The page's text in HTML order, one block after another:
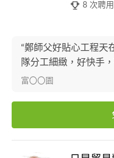
8 次聘用
“鄭師父好貼心工程天
隊分工細緻，好快手
富〇〇園